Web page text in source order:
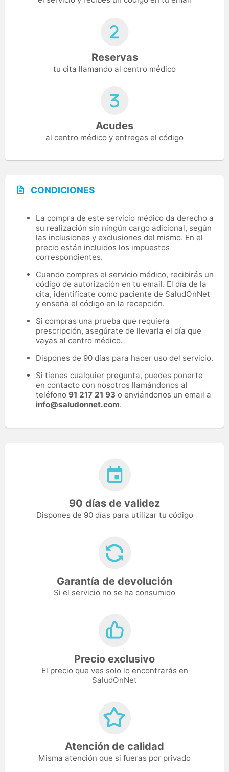
Reservas
tu cita llamando al centro médico
Acudes
al centro médico y entregas el código
CONDICIONES
La compra de este servicio médico da derecho a
su realización sin ningún cargo adicional, según
las inclusiones y exclusiones del mismo. En el
precio están incluidos los impuestos
correspondientes.
Cuando compres el servicio médico, recibirás un
código de autorización en tu email. El día de la
cita, identifícate como paciente de SaludOnNet
y enseña el código en la recepción.
Si compras una prueba que requiera
prescripción, asegúrate de llevarla el día que
vayas al centro médico.
Dispones de 90 días para hacer uso del servicio.
Si tienes cualquier pregunta, puedes ponerte
en contacto con nosotros llamándonos al
teléfono 91 217 21 93 o enviándonos un email a
info@saludonnet.com.
90 días de validez
Dispones de 90 días para utilizar tu código
Garantía de devolución
Si el servicio no se ha consumido
Precio exclusivo
El precio que ves solo lo encontrarás en
SaludOnNet
Atención de calidad
Misma atención que si fueras por privado